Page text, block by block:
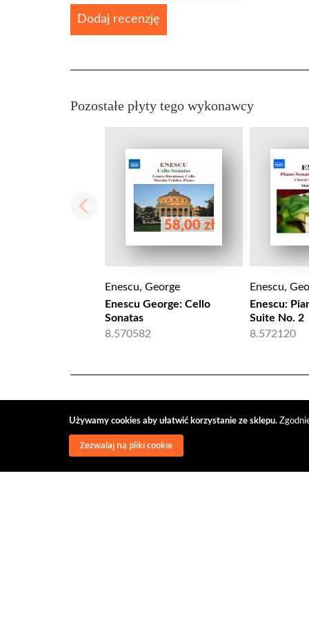
Używamy cookies aby ułatwić korzystanie ze sklepu.
Zezwalaj na pliki cookie
Dodaj recenzję
Pozostałe płyty tego wykonawcy
58,00 zł
Enescu, George
Enescu George: Cello
Sonatas
8.570582
Enescu,
Enescu:
Suite No. 2
8.572120